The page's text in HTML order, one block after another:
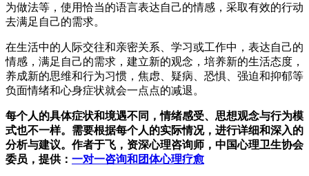
为做法等，使用恰当的语言表达自己的情感，采取有效的行动
去满足自己的需求。
在生活中的人际交往和亲密关系、学习或工作中，表达自己的
情感，满足自己的需求，建立新的观念，培养新的生活态度，
养成新的思维和行为习惯，焦虑、疑病、恐惧、强迫和抑郁等
负面情绪和心身症状就会一点点的减退。
每个人的具体症状和境遇不同，情绪感受、思想观念与行为模
式也不一样。需要根据每个人的实际情况，进行详细和深入的
分析与建议。作者于飞，资深心理咨询师，中国心理卫生协会
委员，提供： 一对一咨询和团体心理疗愈